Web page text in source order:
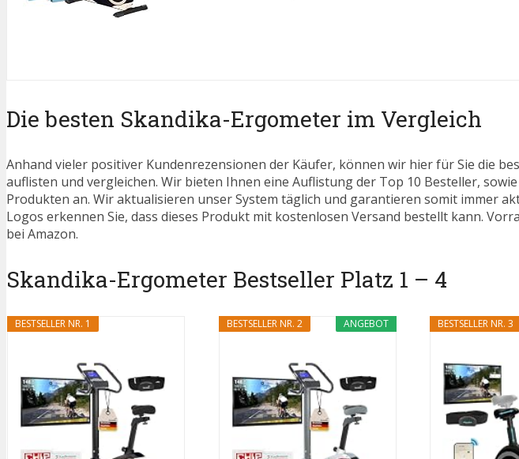
Die besten Skandika-Ergometer im Vergleich
Anhand vieler positiver Kundenrezensionen der Käufer, können wir hier für Sie die
auflisten und vergleichen. Wir bieten Ihnen eine Auflistung der Top 10 Besteller,
Produkten an. Wir aktualisieren unser System täglich und garantieren somit immer
Logos erkennen Sie, dass dieses Produkt mit kostenlosen Versand bestellt kann.
bei Amazon.
Skandika-Ergometer Bestseller Platz 1 – 4
BESTSELLER NR. 1 ANGEBOT
BESTSELLER NR. 2 BESTSELLER NR. 3